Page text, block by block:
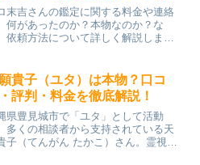
定依頼を解説
末吉さんの鑑定に関する料金や連絡
何があったのか？本物なのか？な
依頼方法について詳しく解説しま
。やーかずさんとの不仲説や健康問
ついても触れていますので、気にな
はぜひご一読ください。
貴子（ユタ）は本物？口コ
評判・料金を徹底解説！
県豊見城市で「ユタ」として活動
多くの相談者から支持されている天
子（てんがん たかこ）さん。霊視や